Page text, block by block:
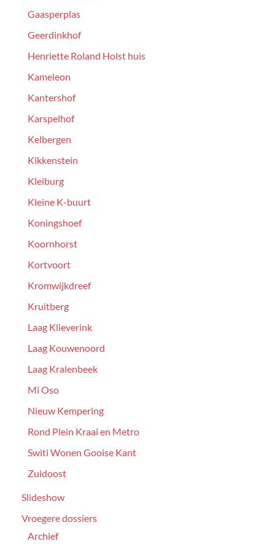
Gaasperplas
Geerdinkhof
Henriette Roland Holst huis
Kameleon
Kantershof
Karspelhof
Kelbergen
Kikkenstein
Kleiburg
Kleine K-buurt
Koningshoef
Koornhorst
Kortvoort
Kromwijkdreef
Kruitberg
Laag Klieverink
Laag Kouwenoord
Laag Kralenbeek
Mi Oso
Nieuw Kempering
Rond Plein Kraai en Metro
Switi Wonen Gooise Kant
Zuidoost
Slideshow
Vroegere dossiers
Archief